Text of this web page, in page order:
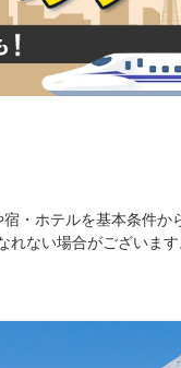
・ホテルを基本条件
ない場合がございま